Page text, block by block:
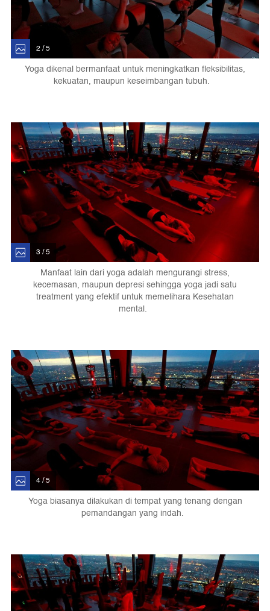
2 / 5
Yoga dikenal bermanfaat untuk meningkatkan fleksibilitas,
kekuatan, maupun keseimbangan tubuh.
3 / 5
Manfaat lain dari yoga adalah mengurangi stress,
kecemasan, maupun depresi sehingga yoga jadi satu
treatment yang efektif untuk memelihara Kesehatan
mental.
4 / 5
Yoga biasanya dilakukan di tempat yang tenang dengan
pemandangan yang indah.